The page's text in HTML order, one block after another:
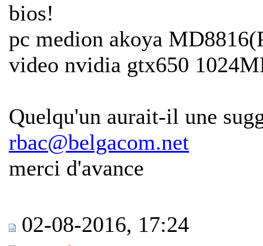
bios!
pc medion akoya
video nvidia gtx650
Quelqu'un aurait-il une
rbac@belgacom.net
merci d'avance
02-08-2016, 17:24